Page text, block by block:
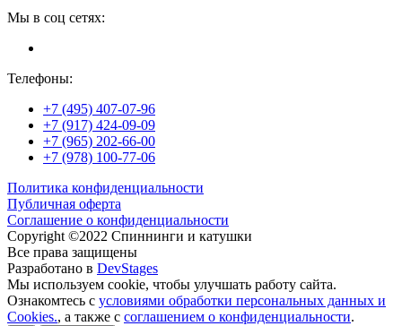
Мы в соц сетях:
Телефоны:
+7 (495) 407-07-96
+7 (917) 424-09-09
+7 (965) 202-66-00
+7 (978) 100-77-06
Политика конфиденциальности
Публичная оферта
Соглашение о конфиденциальности
Copyright ©2022 Спиннинги и катушки
Все права защищены
Разработано в DevStages
Мы используем cookie, чтобы улучшать работу сайта.
Ознакомтесь с условиями обработки персональных данных и
Cookies., а также с соглашением о конфиденциальности.